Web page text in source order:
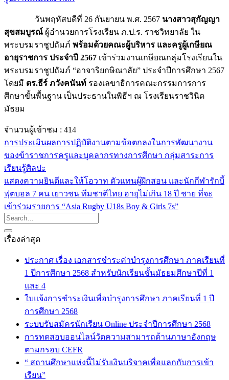
วันพฤหัสบดีที่ 26 กันยายน พ.ศ. 2567 นางสาวสุกัญญา
สุขสมบูรณ์ ผู้อำนวยการโรงเรียน ภ.ป.ร. ราชวิทยาลัย ใน
พระบรมราชูปถัมภ์ พร้อมด้วยคณะผู้บริหาร และครูผู้เกษียณ
อายุราชการ ประจำปี 2567 เข้าร่วมงานเกษียณกลุ่มโรงเรียนใน
พระบรมราชูปถัมภ์ “อาจาริยกษิณาลัย” ประจำปีการศึกษา 2567
โดยมี ดร.ธีร์ ภวังคนันท์ รองเลขาธิการคณะกรรมการการ
ศึกษาขั้นพื้นฐาน เป็นประธานในพิธีฯ ณ โรงเรียนราชวินิต
มัธยม
จำนวนผู้เข้าชม : 414
การประเมินผลการปฏิบัติงานตามข้อตกลงในการพัฒนางาน
ของข้าราชการครูและบุคลากรทางการศึกษา กลุ่มสาระการ
เรียนรู้ศิลปะ
แสดงความยินดีและให้โอวาท ตัวแทนผู้ฝึกสอน และนักกีฬารักบี้
ฟุตบอล 7 คน เยาวชน ทีมชาติไทย อายุไม่เกิน 18 ปี ชาย ที่จะ
เข้าร่วมรายการ “Asia Rugby U18s Boy & Girls 7s”
เรื่องล่าสุด
ประกาศ เรื่อง เอกสารชำระค่าบำรุงการศึกษา ภาคเรียนที่
1 ปีการศึกษา 2568 สำหรับนักเรียนชั้นมัธยมศึกษาปีที่ 1
และ 4
ใบแจ้งการชำระเงินเพื่อบำรุงการศึกษา ภาคเรียนที่ 1 ปี
การศึกษา 2568
ระบบรับสมัครนักเรียน Online ประจำปีการศึกษา 2568
การทดสอบออนไลน์วัดความสามารถด้านภาษาอังกฤษ
ตามกรอบ CEFR
“ สถานศึกษาแห่งนี้ไม่รับเงินบริจาคเพื่อแลกกับการเข้า
เรียน”